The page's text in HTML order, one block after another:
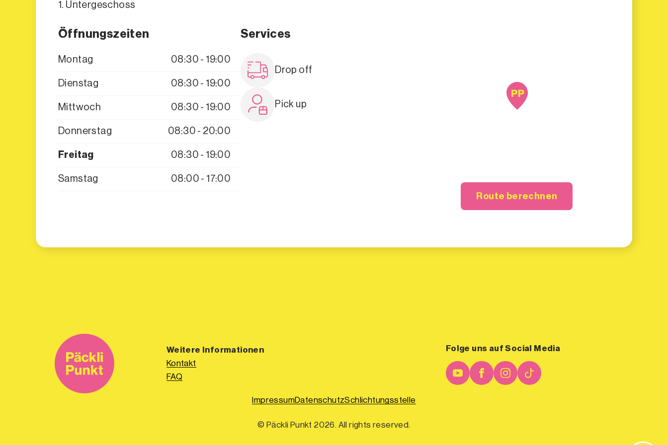
1. Untergeschoss
Öffnungszeiten
Montag 08:30 - 19:00
Dienstag 08:30 - 19:00
Mittwoch 08:30 - 19:00
Donnerstag 08:30 - 20:00
Freitag 08:30 - 19:00
Samstag 08:00 - 17:00
Services
Drop off
Pick up
Route berechnen
Weitere Informationen
Kontakt
FAQ
Folge uns auf Social Media
ImpressumDatenschutzSchlichtungsstelle
© Päckli Punkt 2026. All rights reserved.